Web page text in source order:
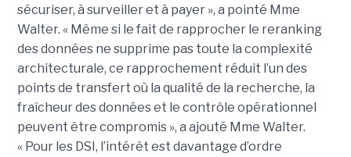
sécuriser, à surveiller et à payer », a pointé Mme
Walter. « Même si le fait de rapprocher le reranking
des données ne supprime pas toute la complexité
architecturale, ce rapprochement réduit l’un des
points de transfert où la qualité de la recherche, la
fraîcheur des données et le contrôle opérationnel
peuvent être compromis », a ajouté Mme Walter.
« Pour les DSI, l’intérêt est davantage d’ordre